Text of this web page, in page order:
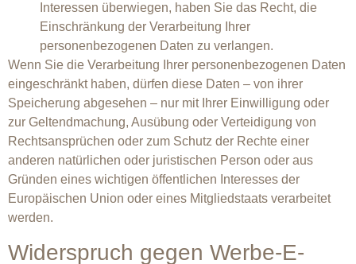
Interessen überwiegen, haben Sie das Recht, die
Einschränkung der Verarbeitung Ihrer
personenbezogenen Daten zu verlangen.
Wenn Sie die Verarbeitung Ihrer personenbezogenen Daten
eingeschränkt haben, dürfen diese Daten – von ihrer
Speicherung abgesehen – nur mit Ihrer Einwilligung oder
zur Geltendmachung, Ausübung oder Verteidigung von
Rechtsansprüchen oder zum Schutz der Rechte einer
anderen natürlichen oder juristischen Person oder aus
Gründen eines wichtigen öffentlichen Interesses der
Europäischen Union oder eines Mitgliedstaats verarbeitet
werden.
Widerspruch gegen Werbe-E-